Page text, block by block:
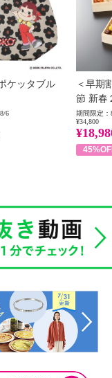
ケッタブル
6
＜早期
節 新春
期間限定：
¥34,800